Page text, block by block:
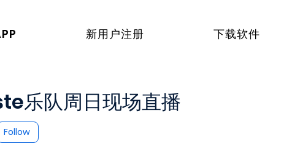
新用户注册 下载软件
乐队周日现场直播
Follow